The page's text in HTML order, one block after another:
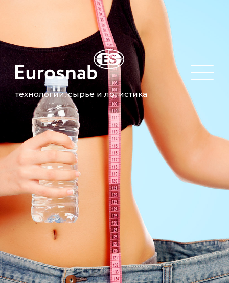
технологии, сырье и логистика